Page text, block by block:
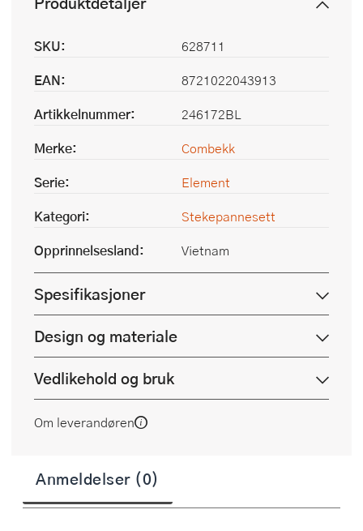
SKU:
628711
EAN:
8721022043913
Artikkelnummer:
246172BL
Merke:
Combekk
Serie:
Element
Kategori:
Stekepannesett
Opprinnelsesland:
Vietnam
Spesifikasjoner
Design og materiale
Vedlikehold og bruk
Om leverandøren
Anmeldelser (0)